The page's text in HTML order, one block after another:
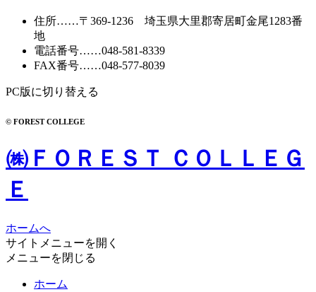
住所……〒369-1236 埼玉県大里郡寄居町金尾1283番
地
電話番号……048-581-8339
FAX番号……048-577-8039
PC版に切り替える
© FOREST COLLEGE
㈱ＦＯＲＥＳＴ ＣＯＬＬＥＧ
Ｅ
ホームへ
サイトメニューを開く
メニューを閉じる
ホーム